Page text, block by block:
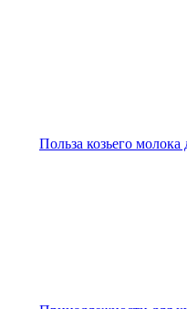
Польза козьего молока